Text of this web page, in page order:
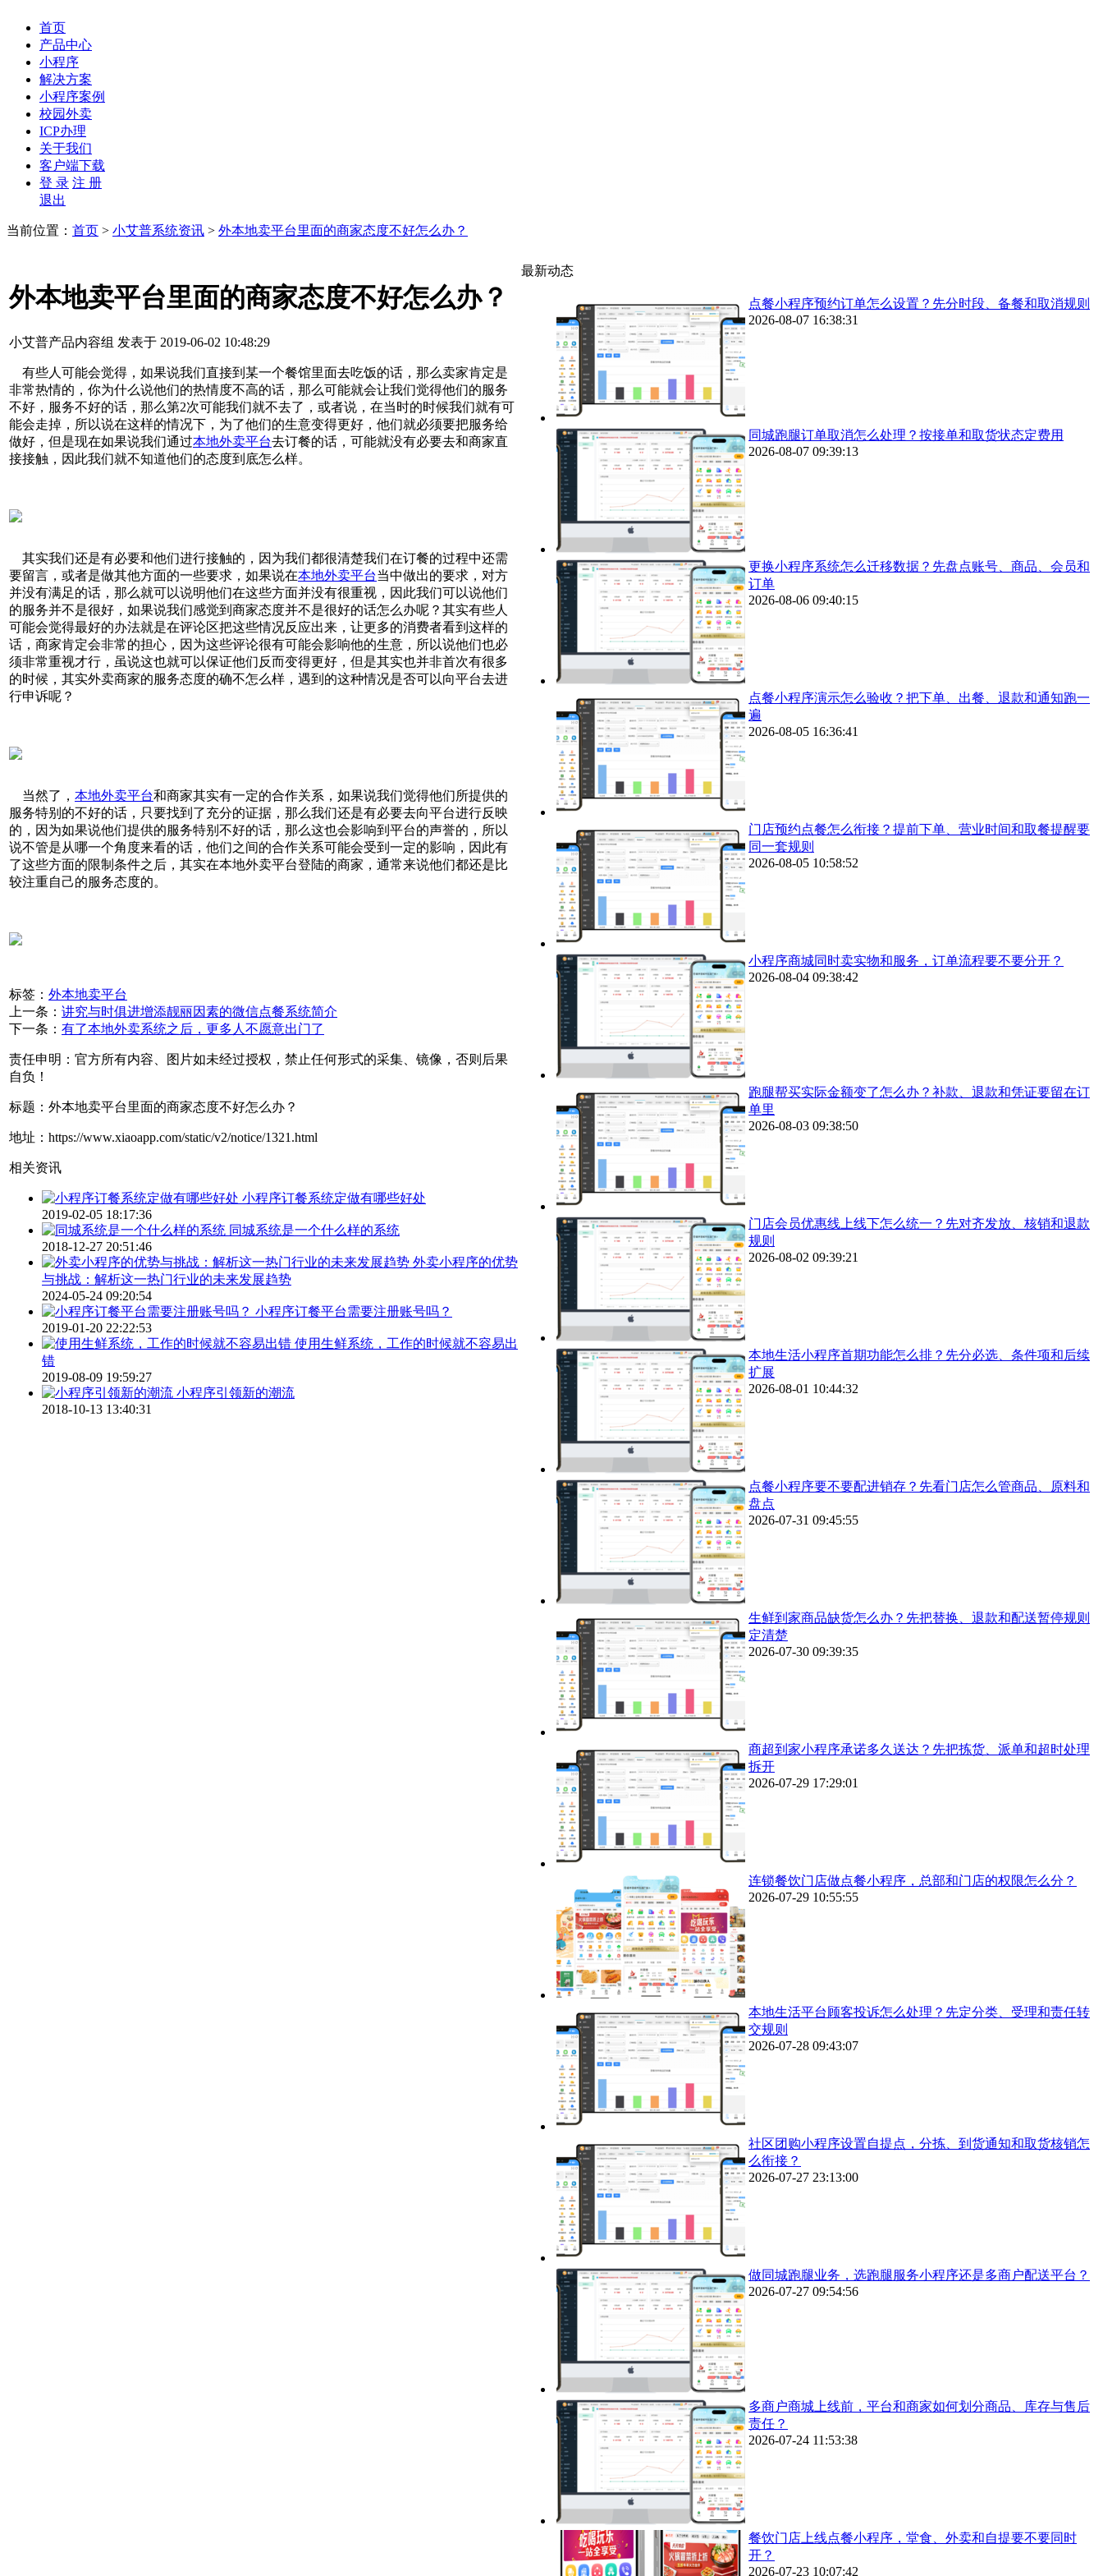
首页
产品中心
小程序
解决方案
小程序案例
校园外卖
ICP办理
关于我们
客户端下载
登 录 注 册
退出
当前位置： 首页 > 小艾普系统资讯 > 外本地卖平台里面的商家态度不好怎么办？
外本地卖平台里面的商家态度不好怎么办？
小艾普产品内容组 发表于 2019-06-02 10:48:29
有些人可能会觉得，如果说我们直接到某一个餐馆里面去吃饭的话，那么卖家肯定是
非常热情的，你为什么说他们的热情度不高的话，那么可能就会让我们觉得他们的服务
不好，服务不好的话，那么第2次可能我们就不去了，或者说，在当时的时候我们就有可
能会走掉，所以说在这样的情况下，为了他们的生意变得更好，他们就必须要把服务给
做好，但是现在如果说我们通过本地外卖平台去订餐的话，可能就没有必要去和商家直
接接触，因此我们就不知道他们的态度到底怎么样。
其实我们还是有必要和他们进行接触的，因为我们都很清楚我们在订餐的过程中还需
要留言，或者是做其他方面的一些要求，如果说在本地外卖平台当中做出的要求，对方
并没有满足的话，那么就可以说明他们在这些方面并没有很重视，因此我们可以说他们
的服务并不是很好，如果说我们感觉到商家态度并不是很好的话怎么办呢？其实有些人
可能会觉得最好的办法就是在评论区把这些情况反应出来，让更多的消费者看到这样的
话，商家肯定会非常的担心，因为这些评论很有可能会影响他的生意，所以说他们也必
须非常重视才行，虽说这也就可以保证他们反而变得更好，但是其实也并非首次有很多
的时候，其实外卖商家的服务态度的确不怎么样，遇到的这种情况是否可以向平台去进
行申诉呢？
当然了， 本地外卖平台和商家其实有一定的合作关系，如果说我们觉得他们所提供的
服务特别的不好的话，只要找到了充分的证据，那么我们还是有必要去向平台进行反映
的，因为如果说他们提供的服务特别不好的话，那么这也会影响到平台的声誉的，所以
说不管是从哪一个角度来看的话，他们之间的合作关系可能会受到一定的影响，因此有
了这些方面的限制条件之后，其实在本地外卖平台登陆的商家，通常来说他们都还是比
较注重自己的服务态度的。
标签： 外本地卖平台
上一条： 讲究与时俱进增添靓丽因素的微信点餐系统简介
下一条： 有了本地外卖系统之后，更多人不愿意出门了
责任申明：官方所有内容、图片如未经过授权，禁止任何形式的采集、镜像，否则后果
自负！
标题：外本地卖平台里面的商家态度不好怎么办？
地址：https://www.xiaoapp.com/static/v2/notice/1321.html
相关资讯
小程序订餐系统定做有哪些好处
2019-02-05 18:17:36
同城系统是一个什么样的系统
2018-12-27 20:51:46
外卖小程序的优势
与挑战：解析这一热门行业的未来发展趋势
2024-05-24 09:20:54
小程序订餐平台需要注册账号吗？
2019-01-20 22:22:53
使用生鲜系统，工作的时候就不容易出
错
2019-08-09 19:59:27
小程序引领新的潮流
2018-10-13 13:40:31
最新动态
点餐小程序预约订单怎么设置？先分时段、备餐和取消规则
2026-08-07 16:38:31
同城跑腿订单取消怎么处理？按接单和取货状态定费用
2026-08-07 09:39:13
更换小程序系统怎么迁移数据？先盘点账号、商品、会员和
订单
2026-08-06 09:40:15
点餐小程序演示怎么验收？把下单、出餐、退款和通知跑一
遍
2026-08-05 16:36:41
门店预约点餐怎么衔接？提前下单、营业时间和取餐提醒要
同一套规则
2026-08-05 10:58:52
小程序商城同时卖实物和服务，订单流程要不要分开？
2026-08-04 09:38:42
跑腿帮买实际金额变了怎么办？补款、退款和凭证要留在订
单里
2026-08-03 09:38:50
门店会员优惠线上线下怎么统一？先对齐发放、核销和退款
规则
2026-08-02 09:39:21
本地生活小程序首期功能怎么排？先分必选、条件项和后续
扩展
2026-08-01 10:44:32
点餐小程序要不要配进销存？先看门店怎么管商品、原料和
盘点
2026-07-31 09:45:55
生鲜到家商品缺货怎么办？先把替换、退款和配送暂停规则
定清楚
2026-07-30 09:39:35
商超到家小程序承诺多久送达？先把拣货、派单和超时处理
拆开
2026-07-29 17:29:01
连锁餐饮门店做点餐小程序，总部和门店的权限怎么分？
2026-07-29 10:55:55
本地生活平台顾客投诉怎么处理？先定分类、受理和责任转
交规则
2026-07-28 09:43:07
社区团购小程序设置自提点，分拣、到货通知和取货核销怎
么衔接？
2026-07-27 23:13:00
做同城跑腿业务，选跑腿服务小程序还是多商户配送平台？
2026-07-27 09:54:56
多商户商城上线前，平台和商家如何划分商品、库存与售后
责任？
2026-07-24 11:53:38
餐饮门店上线点餐小程序，堂食、外卖和自提要不要同时
开？
2026-07-23 10:07:42